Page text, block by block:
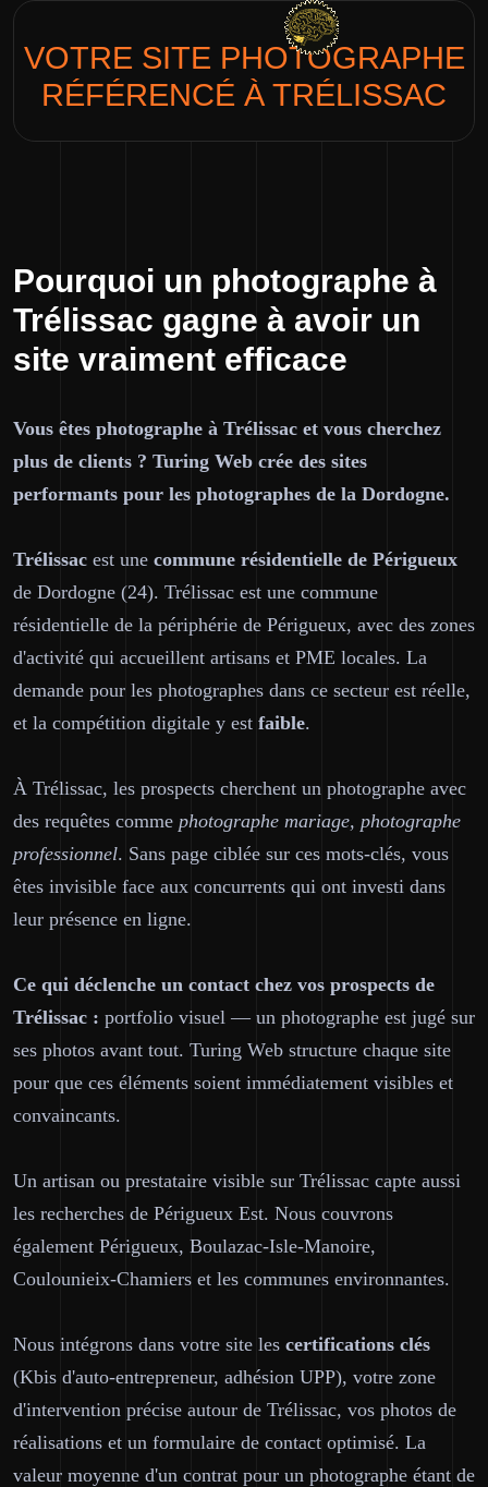
VOTRE SITE PHOTOGRAPHE
RÉFÉRENCÉ À TRÉLISSAC
Pourquoi un photographe à
Trélissac gagne à avoir un
site vraiment efficace
Vous êtes photographe à Trélissac et vous cherchez
plus de clients ? Turing Web crée des sites
performants pour les photographes de la Dordogne.
Trélissac est une commune résidentielle de Périgueux
de Dordogne (24). Trélissac est une commune
résidentielle de la périphérie de Périgueux, avec des zones
d'activité qui accueillent artisans et PME locales. La
demande pour les photographes dans ce secteur est réelle,
et la compétition digitale y est faible.
À Trélissac, les prospects cherchent un photographe avec
des requêtes comme photographe mariage, photographe
professionnel. Sans page ciblée sur ces mots-clés, vous
êtes invisible face aux concurrents qui ont investi dans
leur présence en ligne.
Ce qui déclenche un contact chez vos prospects de
Trélissac : portfolio visuel — un photographe est jugé sur
ses photos avant tout. Turing Web structure chaque site
pour que ces éléments soient immédiatement visibles et
convaincants.
Un artisan ou prestataire visible sur Trélissac capte aussi
les recherches de Périgueux Est. Nous couvrons
également Périgueux, Boulazac-Isle-Manoire,
Coulounieix-Chamiers et les communes environnantes.
Nous intégrons dans votre site les certifications clés
(Kbis d'auto-entrepreneur, adhésion UPP), votre zone
d'intervention précise autour de Trélissac, vos photos de
réalisations et un formulaire de contact optimisé. La
valeur moyenne d'un contrat pour un photographe étant de